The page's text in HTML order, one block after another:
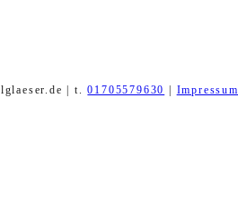
| t.01705579630 | Impressum